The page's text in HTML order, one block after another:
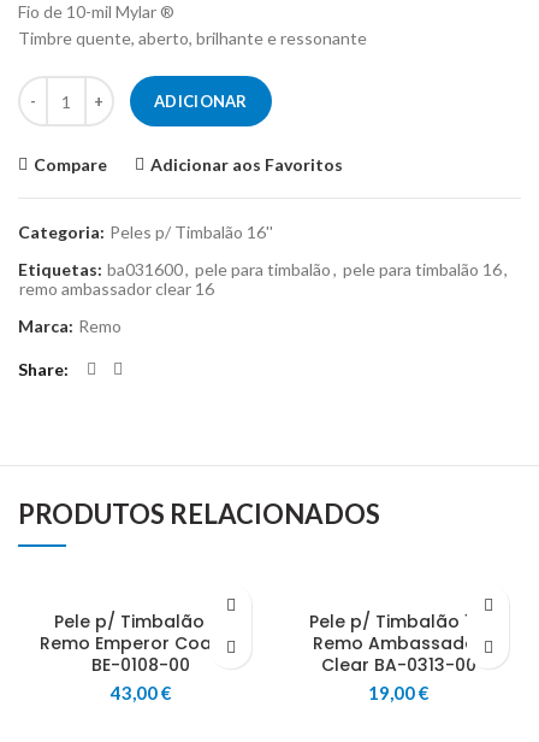
Fio de 10-mil Mylar ®
Timbre quente, aberto, brilhante e ressonante
Quantidade de Pele p/ Timbalão 16'' Remo Ambassador Clear BA-
ADICIONAR
Compare Adicionar aos Favoritos
Categoria: Peles p/ Timbalão 16''
Etiquetas: ba031600, pele para timbalão, pele para timbalão 16,
remo ambassador clear 16
Marca: Remo
Share
PRODUTOS RELACIONADOS
Pele p/ Timbalão 8”
Remo Emperor Coated
BE-0108-00
43,00€
Pele p/ Timbalão 13”
Remo Ambassador
Clear BA-0313-00
19,00€